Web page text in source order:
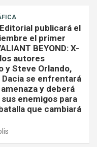
publicará el
el primer
BEYOND: X-
los autores
y Steve Orlando,
se enfrentará
y deberá
enemigos para
que cambiará